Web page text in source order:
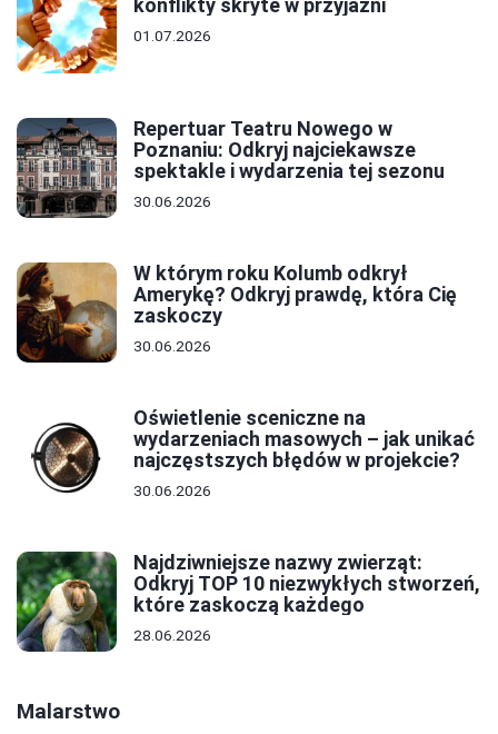
01.07.2026
Repertuar Teatru Nowego w
Poznaniu: Odkryj najciekawsze
spektakle i wydarzenia tej sezonu
30.06.2026
W którym roku Kolumb odkrył
Amerykę? Odkryj prawdę, która Cię
zaskoczy
30.06.2026
Oświetlenie sceniczne na
wydarzeniach masowych – jak unikać
najczęstszych błędów w projekcie?
30.06.2026
Najdziwniejsze nazwy zwierząt:
Odkryj TOP 10 niezwykłych stworzeń,
które zaskoczą każdego
28.06.2026
Malarstwo